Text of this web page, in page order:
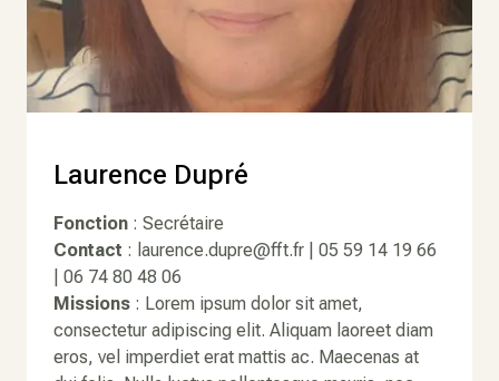
Laurence Dupré
Fonction : Secrétaire
Contact : laurence.dupre@fft.fr | 05 59 14 19 66
| 06 74 80 48 06
Missions : Lorem ipsum dolor sit amet,
consectetur adipiscing elit. Aliquam laoreet diam
eros, vel imperdiet erat mattis ac. Maecenas at